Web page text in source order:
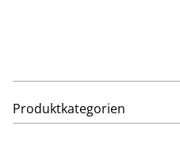
Produktkategorien